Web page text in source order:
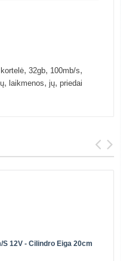
kortelė, 32gb, 100mb/s,
, laikmenos, jų, priedai
s 12V - Cilindro Eiga 20cm